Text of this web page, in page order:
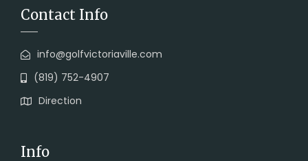
Contact Info
info@golfvictoriaville.com
(819) 752-4907
Direction
Info